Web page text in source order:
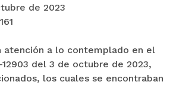
de 2023
atención a lo contemplado en el
12903 del 3 de octubre de 2023,
los cuales se encontraban